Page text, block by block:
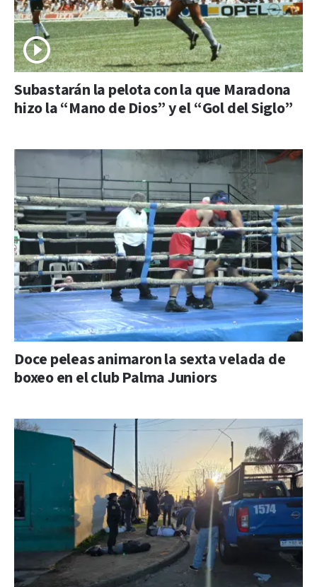
Subastarán la pelota con la que Maradona
hizo la “Mano de Dios” y el “Gol del Siglo”
Doce peleas animaron la sexta velada de
boxeo en el club Palma Juniors